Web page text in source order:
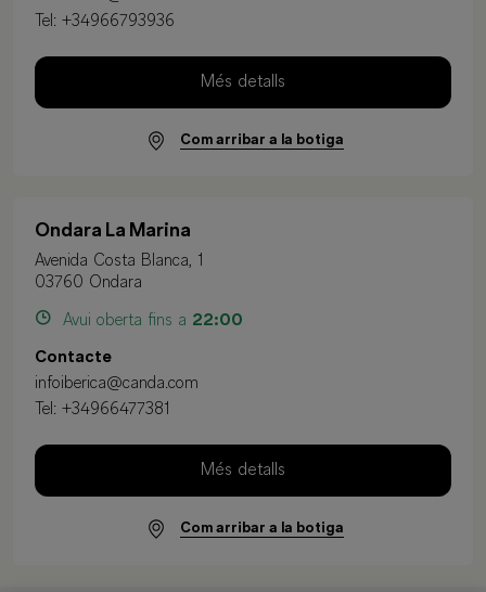
Tel: +34966793936
Més detalls
Com arribar a la botiga
Ondara La Marina
Avenida Costa Blanca, 1
03760 Ondara
Avui oberta fins a 22:00
Contacte
infoiberica@canda.com
Tel: +34966477381
Més detalls
Com arribar a la botiga